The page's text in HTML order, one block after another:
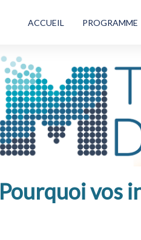
ACCUEIL PROGRAMME
Pourquoi vos